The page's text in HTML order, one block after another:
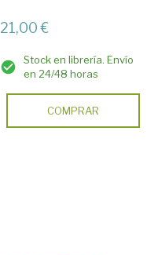
21,00 €
Stock en librería. Envío
en 24/48 horas
COMPRAR